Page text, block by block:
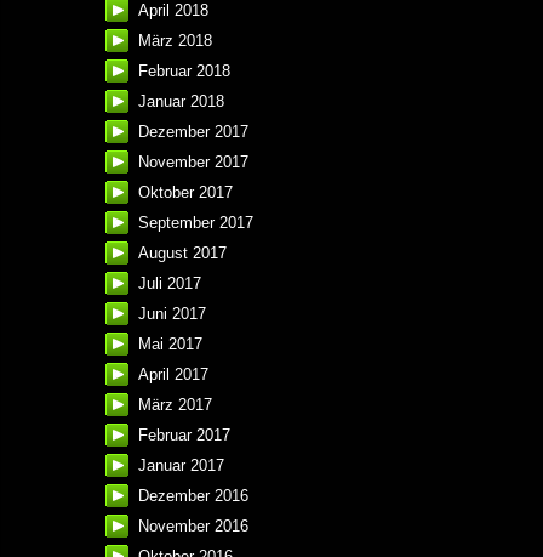
April 2018
März 2018
Februar 2018
Januar 2018
Dezember 2017
November 2017
Oktober 2017
September 2017
August 2017
Juli 2017
Juni 2017
Mai 2017
April 2017
März 2017
Februar 2017
Januar 2017
Dezember 2016
November 2016